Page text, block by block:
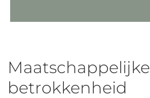
Maatschappelijke
betrokkenheid